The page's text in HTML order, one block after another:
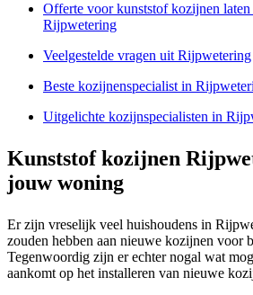
Offerte voor kunststof kozijnen laten
Rijpwetering
Veelgestelde vragen uit Rijpwetering
Beste kozijnenspecialist in
Uitgelichte kozijnspecialisten in
Kunststof kozijnen
jouw woning
Er zijn vreselijk veel huishoudens in
zouden hebben aan nieuwe kozijnen voor
Tegenwoordig zijn er echter nogal wat
aankomt op het installeren van nieuwe